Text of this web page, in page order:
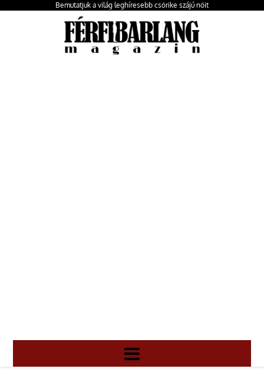
Bemutatjuk a világ leghíresebb csőrike szájú nőit